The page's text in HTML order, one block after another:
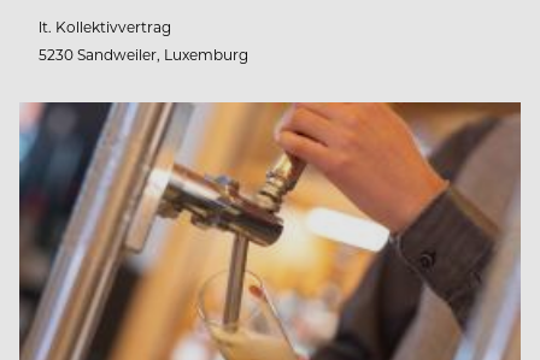
lt. Kollektivvertrag
5230 Sandweiler, Luxemburg